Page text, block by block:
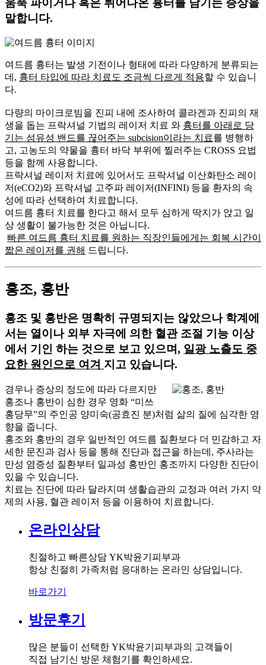
움푹 파이거나 혹은 튀어나온 흉터를 남기는 증상을
말합니다.
여드름 흉터는 발생 기전이나 형태에 따라 다양하게 분류되는
데, 흉터 타입에 따라 치료도 조금씩 다르게 적용할 수 있습니
다.
다량의 마이크로빔을 진피 내에 조사하여 콜라겐과 진피의 재
생을 돕는 프락셔널 기법의 레이저 치료 와 흉터를 아래로 당
기는 섬유성 밴드를 끊어주는 subcision이라는 치료를 병행하
고, 고농도의 약물을 흉터 바닥 부위에 찔러주는 CROSS 요법
등을 함께 사용합니다.
프락셔널 레이저 치료에 있어서도 프락셔널 이산화탄소 레이
저(eCO2)와 프락셔널 고주파 레이저(INFINI) 등을 환자의 속
성에 따라 선택하여 치료합니다.
여드름 흉터 치료를 한다고 해서 모두 심하게 딱지가 앉고 일
상 생활이 불가능한 것은 아닙니다.
빠른 여드름 흉터 치료를 원하는 직장인들에게는 회복 시간이
짧은 레이저를 권해 드립니다.
홍조, 홍반
홍조 및 홍반은 명확히 규명되지는 않았으나 학계에
서는 열이나 외부 자극에 의한 혈관 조절 기능 이상
에서 기인 하는 것으로 보고 있으며, 일광 노출도 중
요한 원인으로 여겨 지고 있습니다.
경우나 증상의 정도에 따라 다르지만
홍조나 홍반이 심한 경우 영화 “미쓰
홍당무”의 주인공 양미숙(공효진 분)처럼 삶의 질에 심각한 영
향을 줍니다.
홍조와 홍반의 경우 일반적인 여드름 질환보다 더 민감하고 자
세한 문진과 검사 등을 통해 진단과 접근을 하는데, 주사라는
만성 염증성 질환부터 일과성 홍반인 홍조까지 다양한 진단이
있을 수 있습니다.
치료는 진단에 따라 달라지며 생활습관의 교정과 여러 가지 약
제의 사용, 혈관 레이저 등을 이용하여 치료합니다.
온라인상담
친절하고 빠른상담 YK박윤기피부과
항상 친절히 가족처럼 응대하는 온라인 상담입니다.
바로가기
방문후기
많은 분들이 선택한 YK박윤기피부과의 고객들이
직접 남기신 방문 체험기를 확인하세요.